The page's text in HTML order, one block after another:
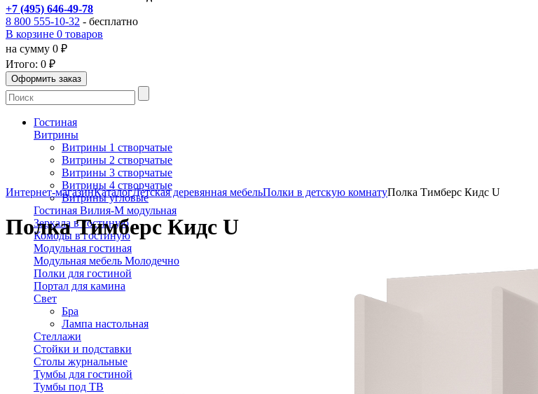
+7 (495) 646-49-78
8 800 555-10-32 - бесплатно
В корзине 0 товаров
на сумму 0 ₽
Итого: 0 ₽
Гостиная
Витрины
Витрины 1 створчатые
Витрины 2 створчатые
Витрины 3 створчатые
Витрины 4 створчатые
Витрины угловые
Гостиная Вилия-М модульная
Зеркала в гостиную
Комоды в гостиную
Модульная гостиная
Модульная мебель Молодечно
Полки для гостиной
Портал для камина
Свет
Бра
Лампа настольная
Стеллажи
Стойки и подставки
Столы журнальные
Тумбы для гостиной
Тумбы под ТВ
Интернет-магазинКаталогДетская деревянная мебельПолки в детскую комнатуПолка Тимберс Кидс U
Полка Тимберс Кидс U